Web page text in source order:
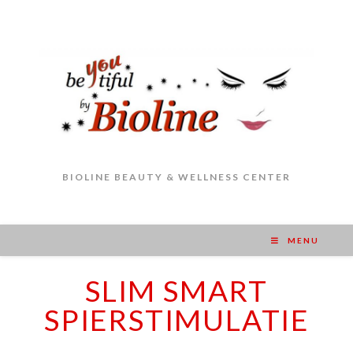
BIOLINE BEAUTY & WELLNESS CENTER
MENU
SLIM SMART
SPIERSTIMULATIE